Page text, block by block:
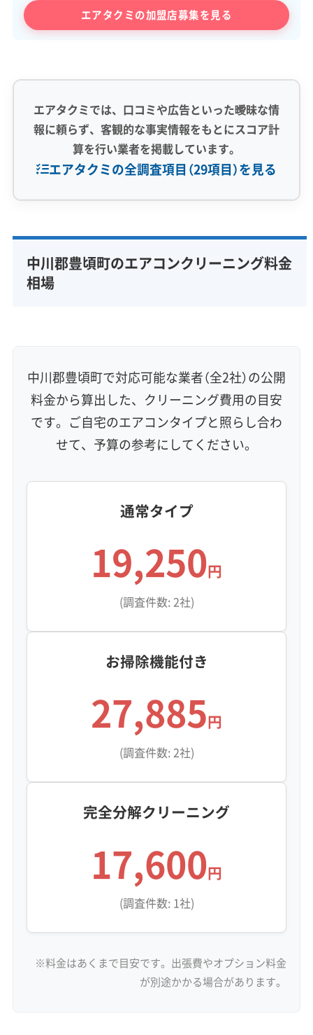
エアタクミの加盟店募集を見る
エアタクミでは、口コミや広告といった曖昧な情
報に頼らず、客観的な事実情報をもとにスコア計
算を行い業者を掲載しています。
エアタクミの全調査項目（29項目）を見る
完全分解洗浄 部分クリーニング
実績10年以上
資格保有スタッフ
エコ洗剤使用
アレルギー対策
ハウスダスト除去
地域密着型
フランチャイズ
利便性・サービス (12)
定額料金 複数台割引 初回割引
定期メンテナンス
中川郡豊頃町のエアコンクリーニング料金
相場
中川郡豊頃町で対応可能な業者（全2社）の公開
料金から算出した、クリーニング費用の目安
です。ご自宅のエアコンタイプと照らし合わ
せて、予算の参考にしてください。
通常タイプ
19,250円
(調査件数: 2社)
お掃除機能付き
27,885円
(調査件数: 2社)
完全分解クリーニング
17,600円
(調査件数: 1社)
※料金はあくまで目安です。出張費やオプション料金
が別途かかる場合があります。